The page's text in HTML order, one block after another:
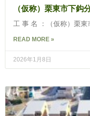
（仮称）栗東市下鈎
工 事 名 ：（仮称）栗
READ MORE »
2026年1月8日